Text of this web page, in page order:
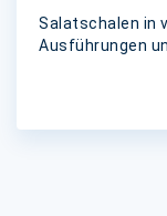
Salatschalen in
Ausführungen